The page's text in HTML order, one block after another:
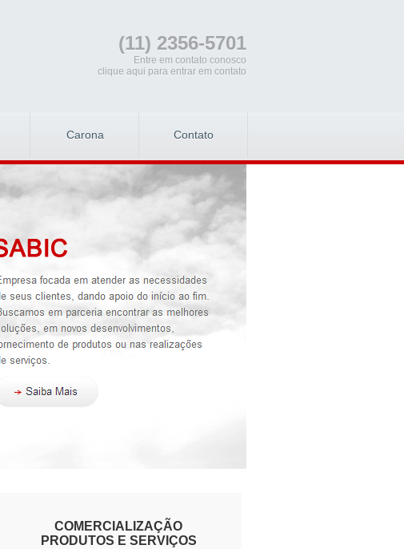
(11) 2356-5701
Entre em contato conosco
clique aqui para entrar em contato
Carona Contato
COMERCIALIZAÇÃO
PRODUTOS E SERVIÇOS